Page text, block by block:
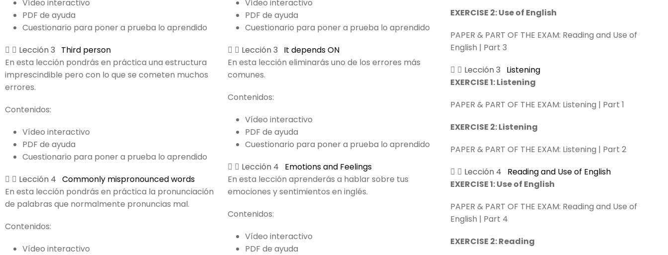
Vídeo interactivo
PDF de ayuda
Cuestionario para poner a prueba lo aprendido
Lección 3 Third person
En esta lección pondrás en práctica una estructura
imprescindible pero con lo que se cometen muchos
errores.
Contenidos:
Vídeo interactivo
PDF de ayuda
Cuestionario para poner a prueba lo aprendido
Lección 4 Commonly mispronounced words
En esta lección pondrás en práctica la pronunciación
de palabras que normalmente pronuncias mal.
Contenidos:
Vídeo interactivo
Vídeo interactivo
PDF de ayuda
Cuestionario para poner a prueba lo aprendido
Lección 3 It depends ON
En esta lección eliminarás uno de los errores más
comunes.
Contenidos:
Vídeo interactivo
PDF de ayuda
Cuestionario para poner a prueba lo aprendido
Lección 4 Emotions and Feelings
En esta lección aprenderás a hablar sobre tus
emociones y sentimientos en inglés.
Contenidos:
Vídeo interactivo
PDF de ayuda
EXERCISE 2: Use of English
PAPER & PART OF THE EXAM: Reading and Use of
English | Part 3
Lección 3 Listening
EXERCISE 1: Listening
PAPER & PART OF THE EXAM: Listening | Part 1
EXERCISE 2: Listening
PAPER & PART OF THE EXAM: Listening | Part 2
Lección 4 Reading and Use of English
EXERCISE 1: Use of English
PAPER & PART OF THE EXAM: Reading and Use of
English | Part 4
EXERCISE 2: Reading